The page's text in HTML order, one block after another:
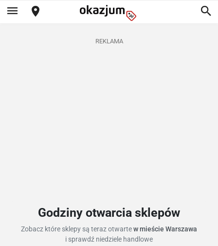
REKLAMA
Godziny otwarcia sklepów
Zobacz które sklepy są teraz otwartew mieście Warszawa
i sprawdź niedziele handlowe